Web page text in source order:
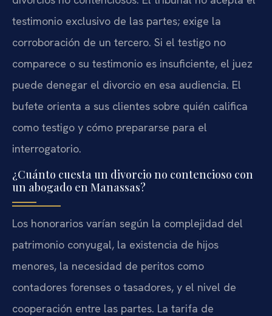
testimonio exclusivo de las partes; exige la
corroboración de un tercero. Si el testigo no
comparece o su testimonio es insuficiente, el juez
puede denegar el divorcio en esa audiencia. El
bufete orienta a sus clientes sobre quién califica
como testigo y cómo prepararse para el
interrogatorio.
¿Cuánto cuesta un divorcio no contencioso con
un abogado en Manassas?
Los honorarios varían según la complejidad del
patrimonio conyugal, la existencia de hijos
menores, la necesidad de peritos como
contadores forenses o tasadores, y el nivel de
cooperación entre las partes. La tarifa de